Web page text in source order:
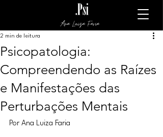
Ana Luiza Faria
Psicopatologia:
Compreendendo as Raízes
e Manifestações das
Perturbações Mentais
2 min de leitura
Por Ana Luiza Faria